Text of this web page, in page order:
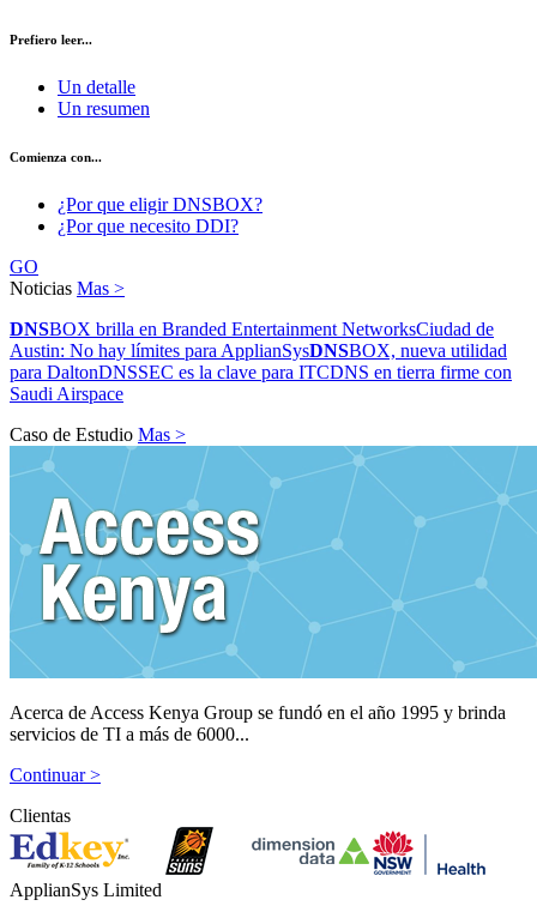
Prefiero leer...
Un detalle
Un resumen
Comienza con...
¿Por que eligir DNSBOX?
¿Por que necesito DDI?
GO
Noticias Mas >
DNSBOX brilla en Branded Entertainment NetworksCiudad de
Austin: No hay límites para ApplianSysDNSBOX, nueva utilidad
para DaltonDNSSEC es la clave para ITCDNS en tierra firme con
Saudi Airspace
Caso de Estudio Mas >
Acerca de Access Kenya Group se fundó en el año 1995 y brinda
servicios de TI a más de 6000...
Continuar >
Clientas
ApplianSys Limited